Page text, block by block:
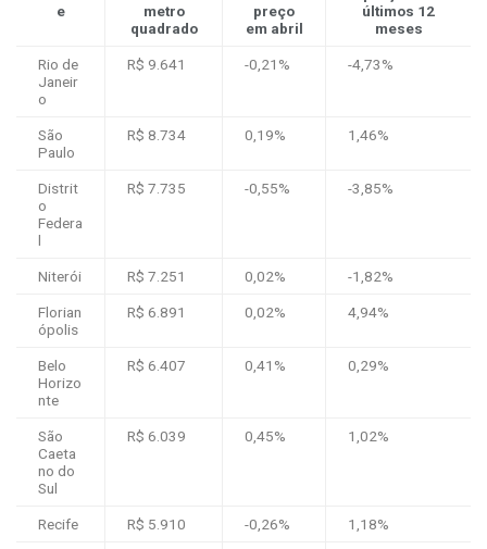
e
metro
quadrado
preço
em abril
últimos 12
meses
Rio de
Janeir
o
R$ 9.641 -0,21% -4,73%
São
Paulo
R$ 8.734 0,19% 1,46%
Distrit
o
Federa
l
R$ 7.735 -0,55% -3,85%
Niterói R$ 7.251 0,02% -1,82%
Florian
ópolis
R$ 6.891 0,02% 4,94%
Belo
Horizo
nte
R$ 6.407 0,41% 0,29%
São
Caeta
no do
Sul
R$ 6.039 0,45% 1,02%
Recife R$ 5.910 -0,26% 1,18%